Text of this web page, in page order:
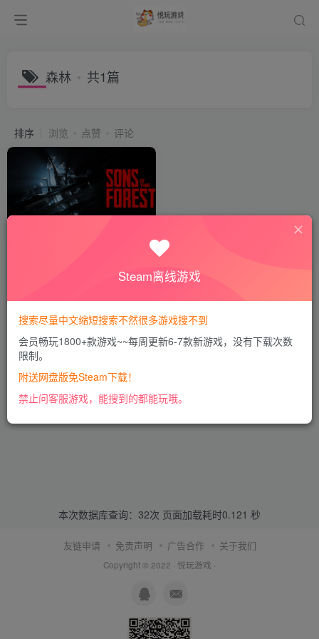
森林 共1篇
排序 浏览 点赞 评论
动作冒险
本次数据库查询：32次 页面加载耗时0.121 秒
友链申请 免责声明 广告合作 关于我们
Copyright © 2022 · 悦玩游戏 ·
Steam离线游戏
搜索尽量中文缩短搜索不然很多游戏搜不到
会员畅玩1800+款游戏~~每周更新6-7款新游戏，没有下载次数
限制。
附送网盘版免Steam下载！
禁止问客服游戏，能搜到的都能玩哦。